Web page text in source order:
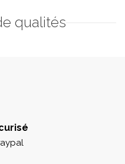
qualités